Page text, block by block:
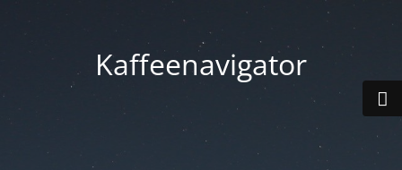
Kaffeenavigator